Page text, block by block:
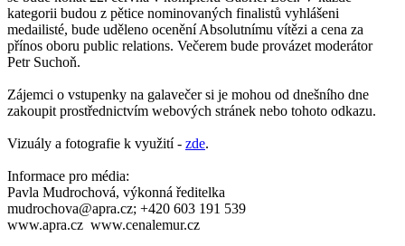
kategorii budou z pětice nominovaných finalistů vyhlášeni
medailisté, bude uděleno ocenění Absolutnímu vítězi a cena za
přínos oboru public relations. Večerem bude provázet moderátor
Petr Suchoň.
Zájemci o vstupenky na galavečer si je mohou od dnešního dne
zakoupit prostřednictvím webových stránek nebo tohoto odkazu.
Vizuály a fotografie k využití - zde.
Informace pro média:
Pavla Mudrochová, výkonná ředitelka
mudrochova@apra.cz; +420 603 191 539
www.apra.cz www.cenalemur.cz